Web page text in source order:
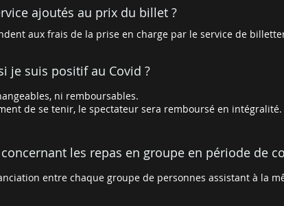
ajoutés au prix du billet ?
aux frais de la prise en charge par le service de
je suis positif au Covid ?
ni remboursables.
de se tenir, le spectateur sera remboursé en intégralité.
les repas en groupe en période de
entre chaque groupe de personnes assistant à la